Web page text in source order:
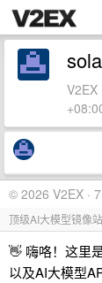
© 2026 V2EX ·
顶级AI大模型镜像
👋 嗨咯！这里
以及AI大模型